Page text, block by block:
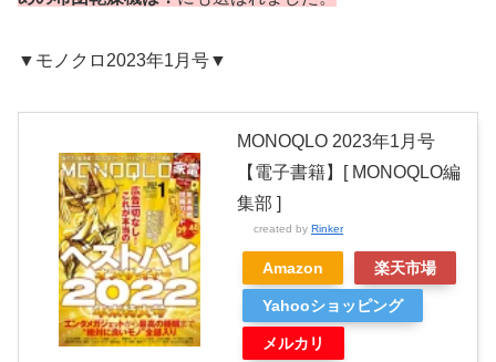
▼モノクロ2023年1月号▼
MONOQLO 2023年1月号
【電子書籍】[ MONOQLO編
集部 ]
created by Rinker
Amazon 楽天市場
Yahooショッピング
メルカリ